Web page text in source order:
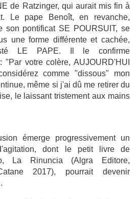
de Ratzinger, qui aurait mis fin à
Le pape Benoît, en revanche,
son pontificat SE POURSUIT, se
une forme différente et cachée,
LE PAPE. Il le confirme
"Par votre colère, AUJOURD'HUI
comme "dissous" mon
même si j'ai dû me retirer du
le laissant tristement aux mains
émerge progressivement un
dont le petit livre de
La Rinuncia (Algra Editore,
2017), pourrait devenir